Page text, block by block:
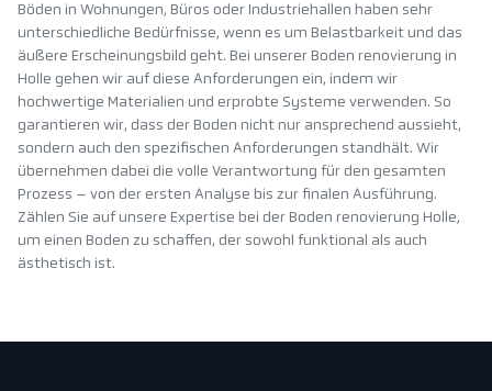
Böden in Wohnungen, Büros oder Industriehallen haben sehr
unterschiedliche Bedürfnisse, wenn es um Belastbarkeit und das
äußere Erscheinungsbild geht. Bei unserer Boden renovierung in
Holle gehen wir auf diese Anforderungen ein, indem wir
hochwertige Materialien und erprobte Systeme verwenden. So
garantieren wir, dass der Boden nicht nur ansprechend aussieht,
sondern auch den spezifischen Anforderungen standhält. Wir
übernehmen dabei die volle Verantwortung für den gesamten
Prozess – von der ersten Analyse bis zur finalen Ausführung.
Zählen Sie auf unsere Expertise bei der Boden renovierung Holle,
um einen Boden zu schaffen, der sowohl funktional als auch
ästhetisch ist.